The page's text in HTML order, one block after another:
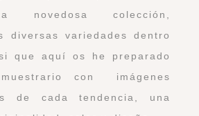
novedosa colección,
diversas variedades dentro
que aquí os he preparado
con imágenes
de cada tendencia, una